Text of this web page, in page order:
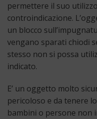
permettere il suo
controindicazione.
un blocco
vengano sparati chiodi
stesso non si possa
indicato.
E’ un oggetto molto
pericoloso e da tenere
bambini o persone non